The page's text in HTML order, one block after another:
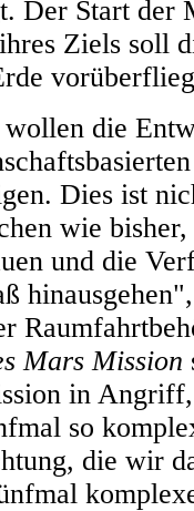
Der Start der
Ziels soll
die
Dies ist
wie
und die
Mars Mission
in
so
die wir